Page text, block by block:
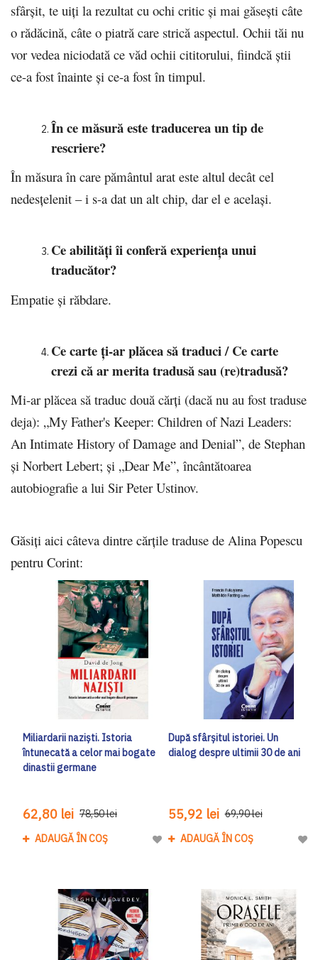
sfârşit, te uiţi la rezultat cu ochi critic şi mai găseşti câte
o rădăcină, câte o piatră care strică aspectul. Ochii tăi nu
vor vedea niciodată ce văd ochii cititorului, fiindcă ştii
ce-a fost înainte şi ce-a fost în timpul.
În ce măsură este traducerea un tip de
rescriere?
În măsura în care pământul arat este altul decât cel
nedesţelenit – i s-a dat un alt chip, dar el e acelaşi.
Ce abilități îi conferă experiența unui
traducător?
Empatie şi răbdare.
Ce carte ți-ar plăcea să traduci / Ce carte
crezi că ar merita tradusă sau (re)tradusă?
Mi-ar plăcea să traduc două cărţi (dacă nu au fost traduse
deja): „My Father's Keeper: Children of Nazi Leaders:
An Intimate History of Damage and Denial”, de Stephan
şi Norbert Lebert; şi „Dear Me”, încântătoarea
autobiografie a lui Sir Peter Ustinov.
Găsiţi aici câteva dintre cărţile traduse de Alina Popescu
pentru Corint:
Miliardarii naziști. Istoria
întunecată a celor mai bogate
dinastii germane
62,80 lei 78,50 lei
ADAUGĂ ÎN COȘ
Adaugă la Lista de Dorinte
După sfârșitul istoriei. Un
dialog despre ultimii 30 de ani
55,92 lei 69,90 lei
ADAUGĂ ÎN COȘ